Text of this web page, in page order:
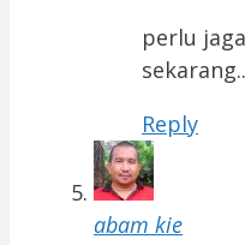
perlu
sekarang..
Reply
abam kie